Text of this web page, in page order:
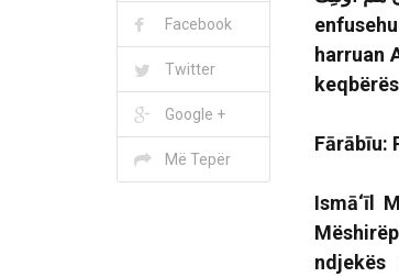
Facebook
Twitter
Google +
Më Tepër
harruan
Fārābīu:
Ismā‘īl